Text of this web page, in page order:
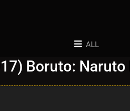
ALL
Boruto: